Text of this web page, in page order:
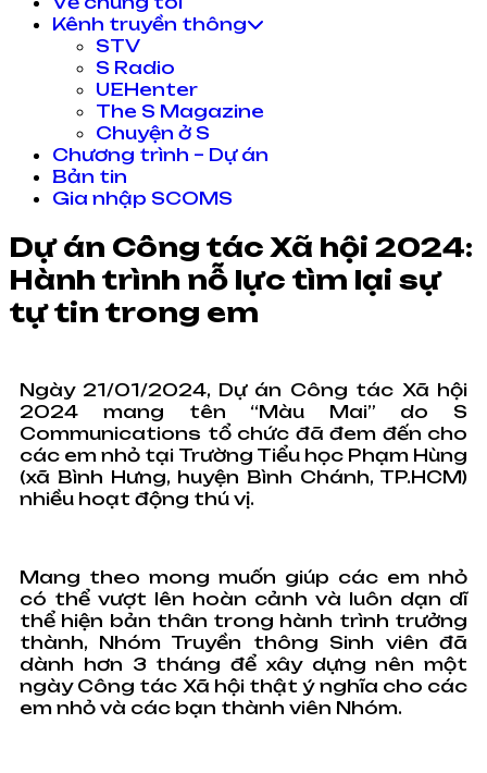
Kênh truyền thông
STV
S Radio
UEHenter
The S Magazine
Chuyện ở S
Chương trình – Dự án
Bản tin
Gia nhập SCOMS
Dự án Công tác Xã hội 2024:
Hành trình nỗ lực tìm lại sự
tự tin trong em
Ngày 21/01/2024, Dự án Công tác Xã hội
2024 mang tên “Màu Mai” do S
Communications tổ chức đã đem đến cho
các em nhỏ tại Trường Tiểu học Phạm Hùng
(xã Bình Hưng, huyện Bình Chánh, TP.HCM)
nhiều hoạt động thú vị.
Mang theo mong muốn giúp các em nhỏ
có thể vượt lên hoàn cảnh và luôn dạn dĩ
thể hiện bản thân trong hành trình trưởng
thành, Nhóm Truyền thông Sinh viên đã
dành hơn 3 tháng để xây dựng nên một
ngày Công tác Xã hội thật ý nghĩa cho các
em nhỏ và các bạn thành viên Nhóm.